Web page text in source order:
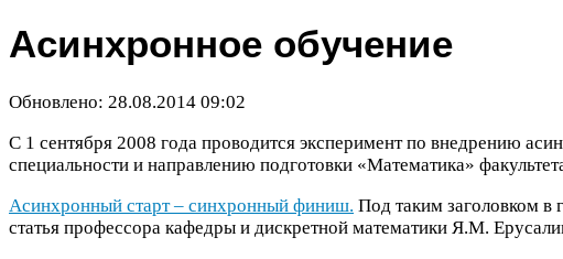
Асинхронное обучение
Обновлено: 28.08.2014 09:02
С 1 сентября 2008 года проводится эксперимент по внедрению
специальности и направлению подготовки «Математика»
Асинхронный старт – синхронный финиш. Под таким заголовком
статья профессора кафедры и дискретной математики Я.М.